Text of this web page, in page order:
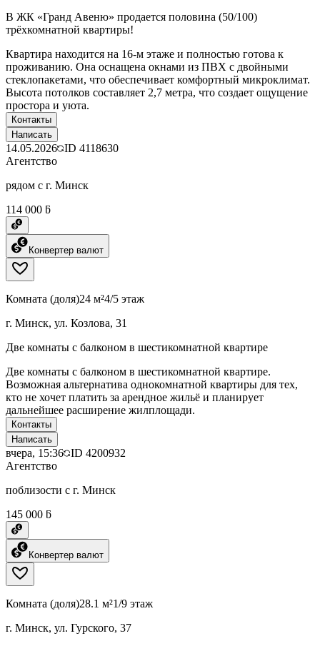
В ЖК «Гранд Авеню» продается половина (50/100)
трёхкомнатной квартиры!
Квартира находится на 16-м этаже и полностью готова к
проживанию. Она оснащена окнами из ПВХ с двойными
стеклопакетами, что обеспечивает комфортный микроклимат.
Высота потолков составляет 2,7 метра, что создает ощущение
простора и уюта.
Контакты
Написать
14.05.2026 ID 4118630
Агентство
рядом с г. Минск
114 000 ƃ
Конвертер валют
Комната (доля)24 м²4/5 этаж
г. Минск, ул. Козлова, 31
Две комнаты с балконом в шестикомнатной квартире
Две комнаты с балконом в шестикомнатной квартире.
Возможная альтернатива однокомнатной квартиры для тех,
кто не хочет платить за арендное жильё и планирует
дальнейшее расширение жилплощади.
Контакты
Написать
вчера, 15:36 ID 4200932
Агентство
поблизости с г. Минск
145 000 ƃ
Конвертер валют
Комната (доля)28.1 м²1/9 этаж
г. Минск, ул. Гурского, 37